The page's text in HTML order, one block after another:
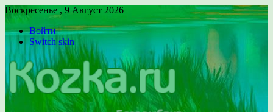
Воскресенье , 9 Август 2026
Войти
Switch skin